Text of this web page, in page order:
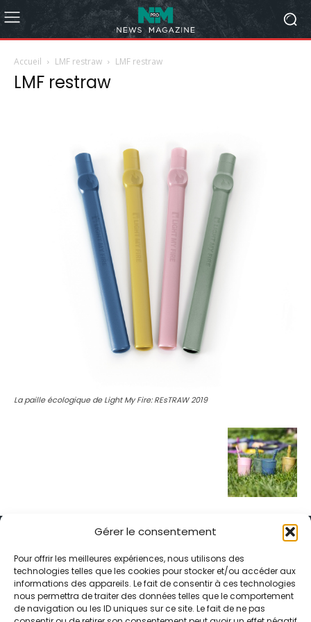
Gérer le consentement
Pour offrir les meilleures expériences, nous utilisons des
technologies telles que les cookies pour stocker et/ou accéder aux
informations des appareils. Le fait de consentir à ces technologies
nous permettra de traiter des données telles que le comportement
de navigation ou les ID uniques sur ce site. Le fait de ne pas
Accueil LMF restraw LMF restraw
LMF restraw
La paille écologique de Light My Fire: REsTRAW 2019
Alternative Média est une agence de relations presse et de
relations publiques basée à Grenoble. Depuis 1995, elle conçoit et
pilote des stratégies de visibilité en France et à l’international